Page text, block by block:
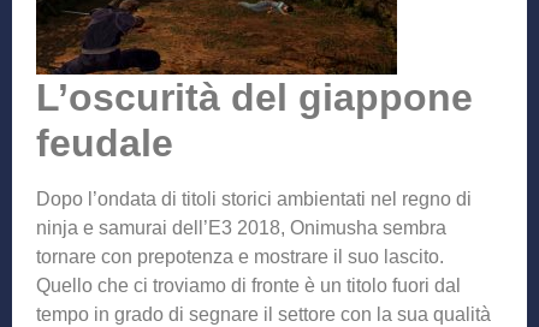
L’oscurità del giappone
feudale
Dopo l’ondata di titoli storici ambientati nel regno di
ninja e samurai dell’E3 2018, Onimusha sembra
tornare con prepotenza e mostrare il suo lascito.
Quello che ci troviamo di fronte è un titolo fuori dal
tempo in grado di segnare il settore con la sua qualità